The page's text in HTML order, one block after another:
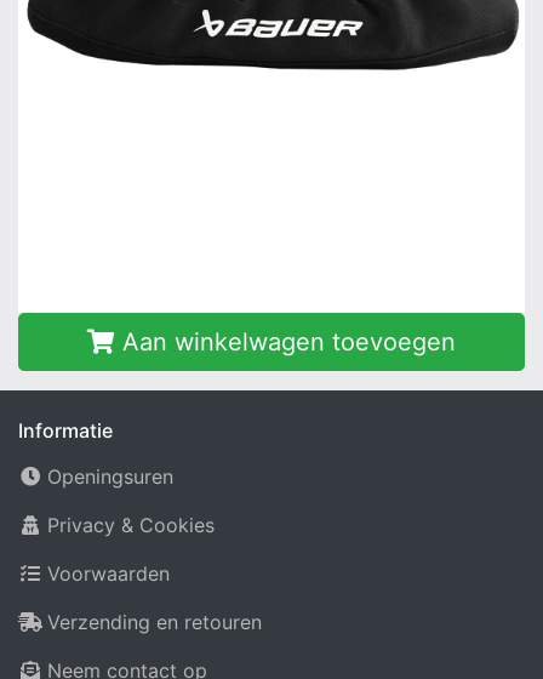
Aan winkelwagen toevoegen
Informatie
Openingsuren
Privacy & Cookies
Voorwaarden
Verzending en retouren
Neem contact op